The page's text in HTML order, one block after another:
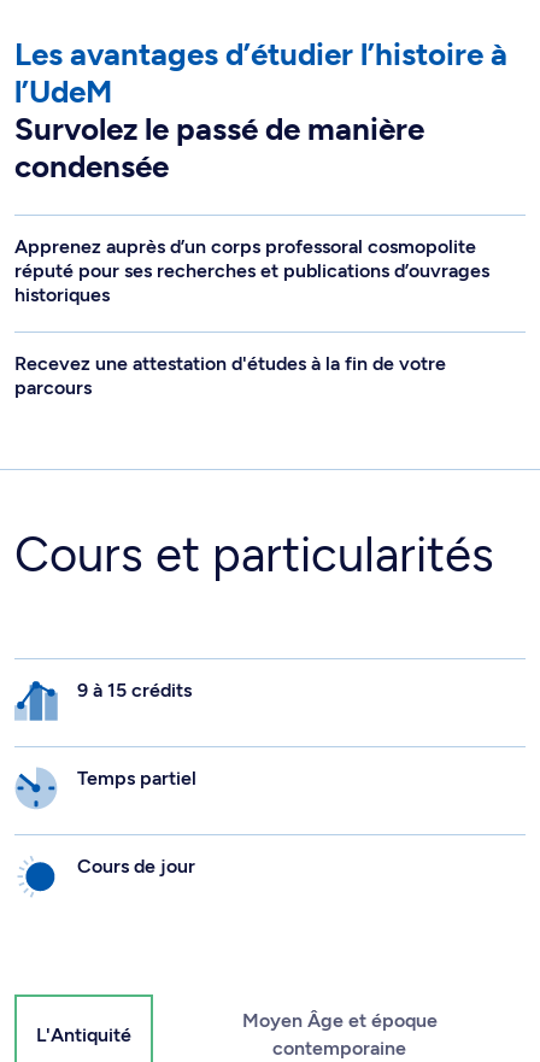
Les avantages d’étudier l’histoire à
l’UdeM
Survolez le passé de manière
condensée
Apprenez auprès d’un corps professoral cosmopolite
réputé pour ses recherches et publications d’ouvrages
historiques
Recevez une attestation d'études à la fin de votre
parcours
Cours et particularités
9 à 15 crédits
Temps partiel
Cours de jour
L'Antiquité
Moyen Âge et époque
contemporaine